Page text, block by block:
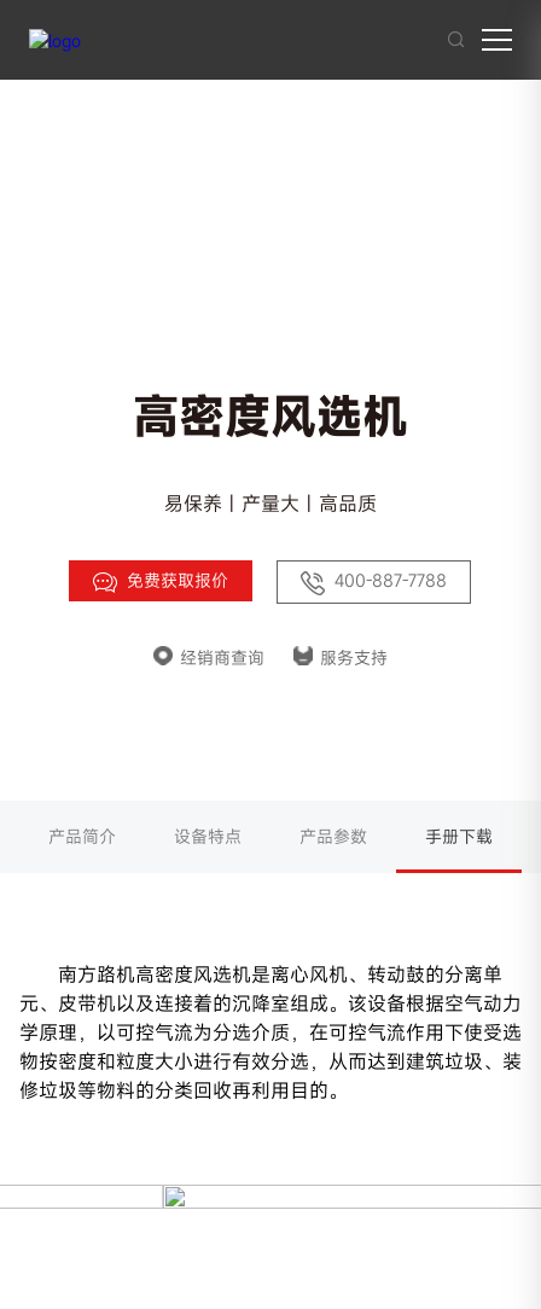
高密度风选机
易保养 | 产量大 | 高品质
免费获取报价 400-887-7788
经销商查询 服务支持
产品简介 设备特点 产品参数 手册下载
南方路机高密度风选机是离心风机、转动鼓的分离单
元、皮带机以及连接着的沉降室组成。该设备根据空气动力
学原理，以可控气流为分选介质，在可控气流作用下使受选
物按密度和粒度大小进行有效分选，从而达到建筑垃圾、装
修垃圾等物料的分类回收再利用目的。